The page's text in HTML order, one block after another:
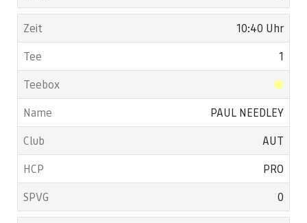
10:40 Uhr
1
PAUL NEEDLEY
AUT
PRO
0